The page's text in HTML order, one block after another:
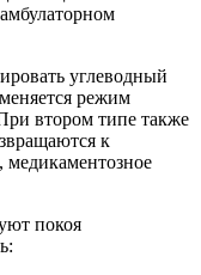
углеводный
режим
втором типе также
к
покоя